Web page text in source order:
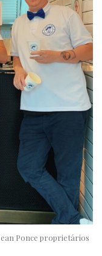
Ponce proprietários